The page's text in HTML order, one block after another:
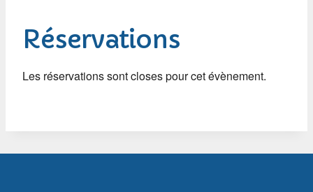
Réservations
Les réservations sont closes pour cet évènement.